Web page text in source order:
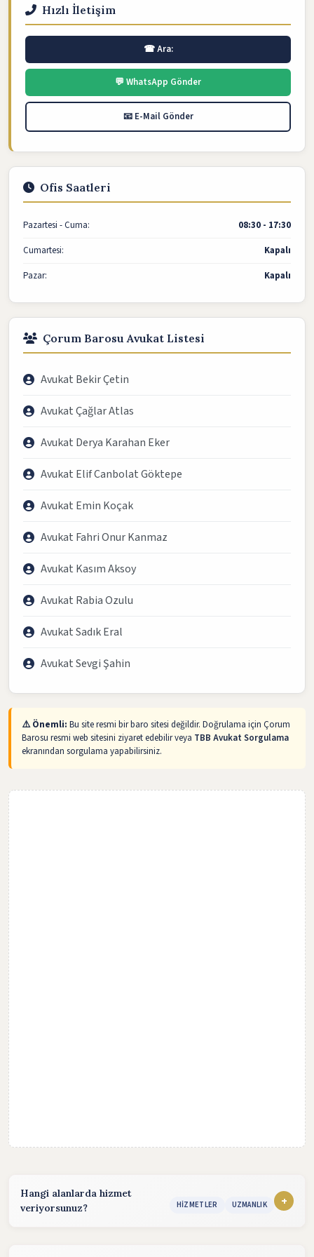
Hızlı İletişim
☎ Ara:
💬 WhatsApp Gönder
📧 E-Mail Gönder
Ofis Saatleri
Pazartesi - Cuma:
08:30 - 17:30
Cumartesi:
Kapalı
Pazar:
Kapalı
Çorum Barosu Avukat Listesi
Avukat Bekir Çetin
Avukat Çağlar Atlas
Avukat Derya Karahan Eker
Avukat Elif Canbolat Göktepe
Avukat Emin Koçak
Avukat Fahri Onur Kanmaz
Avukat Kasım Aksoy
Avukat Rabia Ozulu
Avukat Sadık Eral
Avukat Sevgi Şahin
⚠️ Önemli: Bu site resmi bir baro sitesi değildir. Doğrulama için Çorum
Barosu resmi web sitesini ziyaret edebilir veya TBB Avukat Sorgulama
ekranından sorgulama yapabilirsiniz.
Hangi alanlarda hizmet
veriyorsunuz?
HIZMETLER UZMANLIK +